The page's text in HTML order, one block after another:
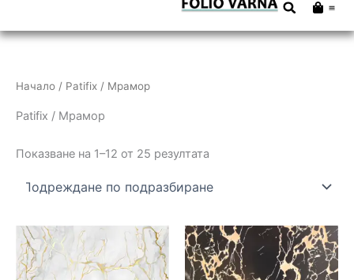
to
Cart
Начало / Patifix / Мрамор
Patifix / Мрамор
Показване на 1–12 от 25 резултата